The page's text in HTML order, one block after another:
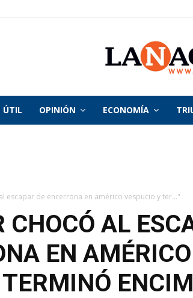
La
ÚTIL OPINIÓN ECONOMÍA
escapar de encerrona en américo vespucio y ter..."
CHOCÓ AL
EN AMÉRICO